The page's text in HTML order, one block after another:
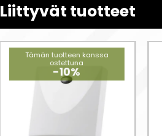
Liittyvät tuotteet
Tämän tuotteen kanssa
ostettuna
-10%